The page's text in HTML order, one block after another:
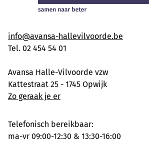
info@avansa-hallevilvoorde.be
Tel. 02 454 54 01
Avansa Halle-Vilvoorde vzw
Kattestraat 25 - 1745 Opwijk
Zo geraak je er
Telefonisch bereikbaar:
ma-vr 09:00-12:30 & 13:30-16:00